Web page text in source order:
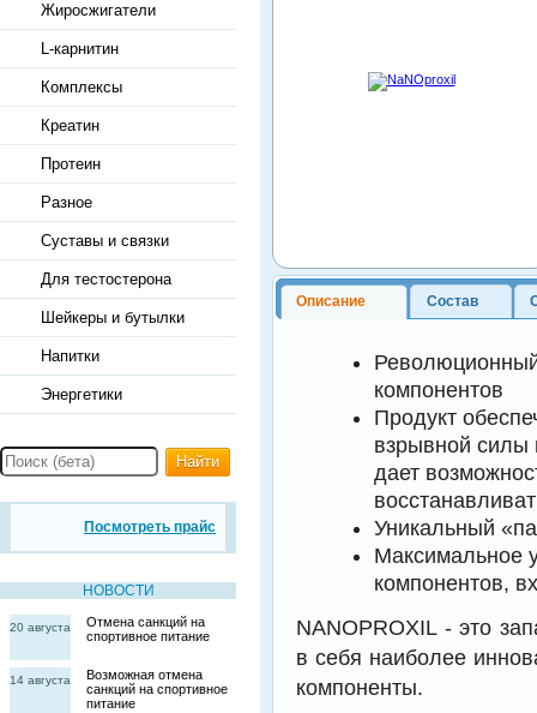
Жиросжигатели
L-карнитин
Комплексы
Креатин
Протеин
Разное
Суставы и связки
Для тестостерона
Шейкеры и бутылки
Напитки
Энергетики
Найти
Посмотреть прайс
НОВОСТИ
20 августа
Отмена санкций на
спортивное питание
14 августа
Возможная отмена
санкций на спортивное
питание
Описание Состав
компонентов
Продукт
взрывной
дает
Уникальный
Максимальное
компонентов,
NANOPROXIL - это
в себя наиболее
компоненты.